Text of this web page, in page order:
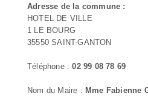
Adresse de la commune :
HOTEL DE VILLE
1 LE BOURG
35550 SAINT-GANTON
Téléphone :02 99 08 78 69
Nom du Maire : Mme Fabienne